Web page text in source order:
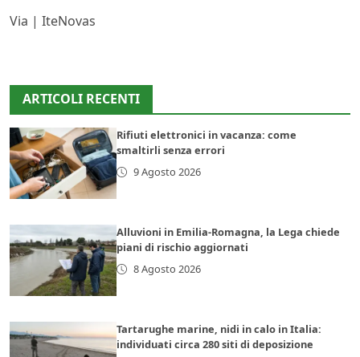
Via | IteNovas
ARTICOLI RECENTI
Rifiuti elettronici in vacanza: come
smaltirli senza errori
9 Agosto 2026
Alluvioni in Emilia-Romagna, la Lega chiede
piani di rischio aggiornati
8 Agosto 2026
Tartarughe marine, nidi in calo in Italia:
individuati circa 280 siti di deposizione